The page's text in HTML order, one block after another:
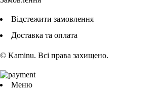
Відстежити замовлення
Доставка та оплата
© Kaminu. Всі права захищено.
Меню